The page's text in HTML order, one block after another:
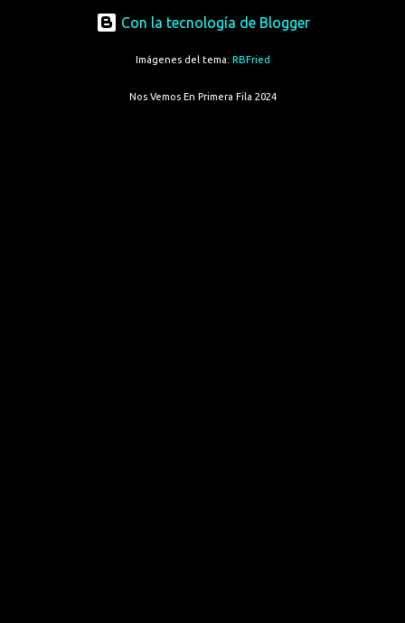
Con la tecnología de Blogger
Imágenes del tema: RBFried
Nos Vemos En Primera Fila 2024